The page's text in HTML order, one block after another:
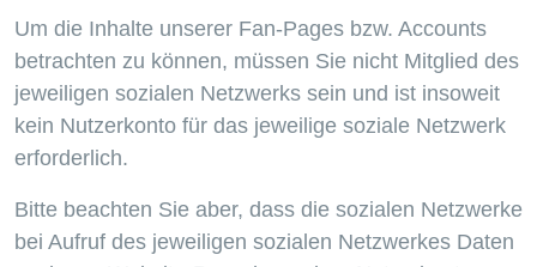
Um die Inhalte unserer Fan-Pages bzw. Accounts
betrachten zu können, müssen Sie nicht Mitglied des
jeweiligen sozialen Netzwerks sein und ist insoweit
kein Nutzerkonto für das jeweilige soziale Netzwerk
erforderlich.
Bitte beachten Sie aber, dass die sozialen Netzwerke
bei Aufruf des jeweiligen sozialen Netzwerkes Daten